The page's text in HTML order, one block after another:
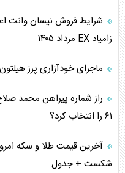
ترامپ و توهم خلع سلاح
چرا کویت به دنبال شریک
اعتراف غرب به قدرت ایران
خطای راهبردی ترامپ
شرایط فروش نیسان وانت
زامیاد EX مرداد ۱۴۰۵
ماجرای خودآزاری پرز
راز شماره پیراهن محمد
۶۱ را انتخاب کرد؟
شکست + جدول